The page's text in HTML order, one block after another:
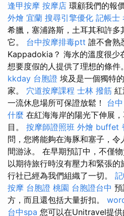
逢甲按摩 按摩店 環顧我們的報
外燴 宜蘭 搜尋引擎優化 記帳士
希臘，塞浦路斯，土耳其和許
它。 台中按摩排毒ptt 誰不會熟
Kappadokia？ 海水的溫度很少
想要度假的人提供了理想的條件
kkday 台胞證 埃及是一個獨特
家。 穴道按摩課程 士林 撥筋
一流休息場所可保證放鬆！ 台
什麼 在紅海海岸的陽光下伸展
目。 按摩師證照班 外燴 buffet
問，您將能夠在海豚和塞子，
間游泳。 在早期預訂中，不僅
以期待旅行時沒有壓力和緊張
行社已經為我們組織了一切。
按摩 台胞證 桃園 台胞證台中
方，而且還包括大量折扣。
台中spa 您可以在Unitravel提